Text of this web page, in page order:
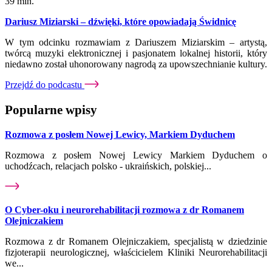
Dariusz Miziarski – dźwięki, które opowiadają Świdnicę
W tym odcinku rozmawiam z Dariuszem Miziarskim – artystą,
twórcą muzyki elektronicznej i pasjonatem lokalnej historii, który
niedawno został uhonorowany nagrodą za upowszechnianie kultury.
Przejdź do podcastu
Popularne wpisy
Rozmowa z posłem Nowej Lewicy, Markiem Dyduchem
Rozmowa z posłem Nowej Lewicy Markiem Dyduchem o
uchodźcach, relacjach polsko - ukraińskich, polskiej...
O Cyber-oku i neurorehabilitacji rozmowa z dr Romanem
Olejniczakiem
Rozmowa z dr Romanem Olejniczakiem, specjalistą w dziedzinie
fizjoterapii neurologicznej, właścicielem Kliniki Neurorehabilitacji
we...